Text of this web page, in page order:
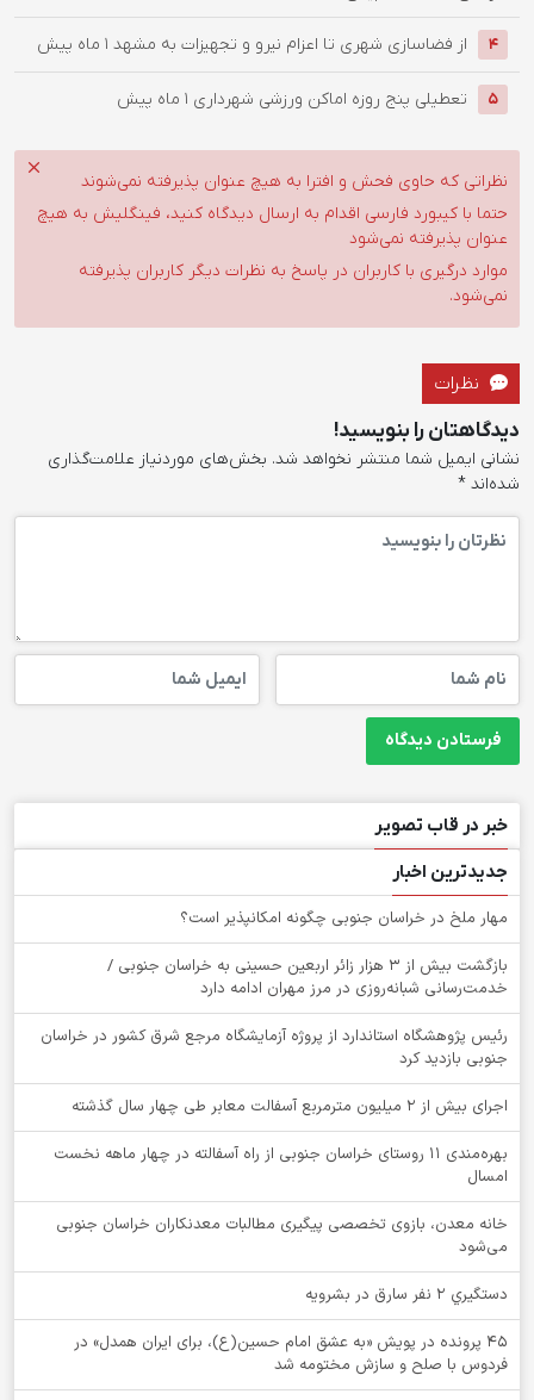
4 از فضاسازی شهری تا اعزام نیرو و تجهیزات به مشهد 1 ماه پیش
5 تعطیلی پنج روزه اماکن ورزشی شهرداری 1 ماه پیش
نظراتی که حاوی فحش و افترا به هیچ عنوان پذیرفته نمی‌شوند
حتما با کیبورد فارسی اقدام به ارسال دیدگاه کنید، فینگلیش به هیچ
عنوان پذیرفته نمی‌شود
موارد درگیری با کاربران در پاسخ به نظرات دیگر کاربران پذیرفته
نمی‌شود.
نظرات
دیدگاهتان را بنویسید!
نشانی ایمیل شما منتشر نخواهد شد. بخش‌های موردنیاز علامت‌گذاری
شده‌اند *
خبر در قاب تصویر
جدیدترین اخبار
‌مهار ملخ در خراسان جنوبی چگونه امکانپذیر است؟
بازگشت بیش از ۳ هزار زائر اربعین حسینی به خراسان جنوبی /
خدمت‌رسانی شبانه‌روزی در مرز مهران ادامه دارد
رئیس پژوهشگاه استاندارد از پروژه آزمایشگاه مرجع شرق کشور در خراسان
جنوبی بازدید کرد
اجرای بیش از ۲ میلیون مترمربع آسفالت معابر طی چهار سال گذشته
بهره‌مندی ۱۱ روستای خراسان جنوبی از راه آسفالته در چهار ماهه نخست
امسال
خانه معدن، بازوی تخصصی پیگیری مطالبات معدنکاران خراسان جنوبی
می‌شود
دستگيري 2 نفر سارق در بشرويه
۴۵ پرونده در پویش «به عشق امام حسین(ع)، برای ایران همدل» در
فردوس با صلح و سازش مختومه شد